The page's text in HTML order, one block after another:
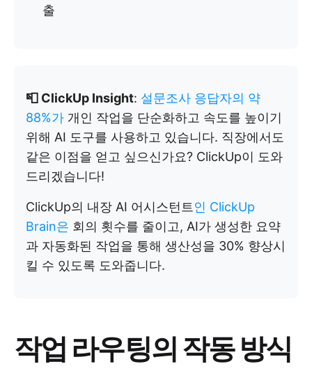
출
📮 ClickUp Insight: 설문조사 응답자의 약
88%가 개인 작업을 단순화하고 속도를 높이기
위해 AI 도구를 사용하고 있습니다. 직장에서도
같은 이점을 얻고 싶으신가요? ClickUp이 도와
드리겠습니다!
ClickUp의 내장 AI 어시스턴트 인 ClickUp
Brain은 회의 횟수를 줄이고, AI가 생성한 요약
과 자동화된 작업을 통해 생산성을 30% 향상시
킬 수 있도록 도와줍니다.
작업 라우팅의 작동 방식